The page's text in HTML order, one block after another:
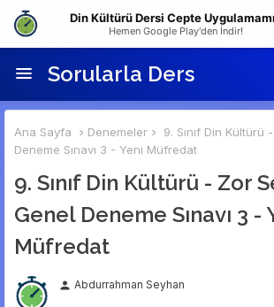
Sorularla Ders
Ana Sayfa Denemeler
9. Sınıf Din
Deneme Sınavı 3 - Yeni Müfredat
9. Sınıf Din Kültürü - Zor
Genel Deneme Sınavı 3 -
Müfredat
person Abdurrahman Seyhan
Din Kültürü Dersi Cepte
Hemen Google Play'den İndir!